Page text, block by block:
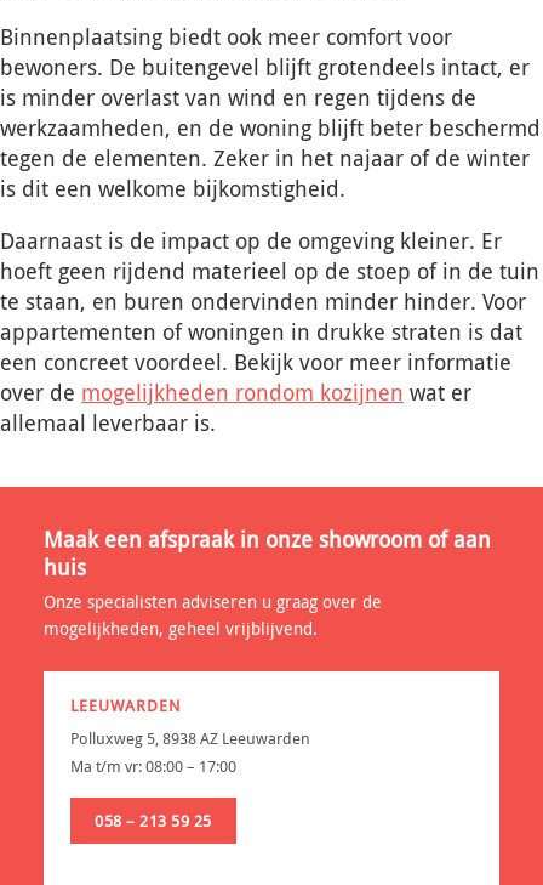
Binnenplaatsing biedt ook meer comfort voor
bewoners. De buitengevel blijft grotendeels intact, er
is minder overlast van wind en regen tijdens de
werkzaamheden, en de woning blijft beter beschermd
tegen de elementen. Zeker in het najaar of de winter
is dit een welkome bijkomstigheid.
Daarnaast is de impact op de omgeving kleiner. Er
hoeft geen rijdend materieel op de stoep of in de tuin
te staan, en buren ondervinden minder hinder. Voor
appartementen of woningen in drukke straten is dat
een concreet voordeel. Bekijk voor meer informatie
over de mogelijkheden rondom kozijnen wat er
allemaal leverbaar is.
Maak een afspraak in onze showroom of aan
huis
Onze specialisten adviseren u graag over de
mogelijkheden, geheel vrijblijvend.
LEEUWARDEN
Polluxweg 5, 8938 AZ Leeuwarden
Ma t/m vr: 08:00 – 17:00
058 – 213 59 25